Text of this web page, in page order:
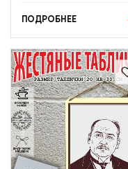
ПОДРОБНЕЕ